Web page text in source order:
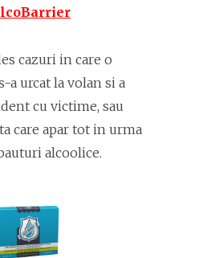
cazuri in care o
a urcat la volan si a
cu victime, sau
care apar tot in urma
alcoolice.